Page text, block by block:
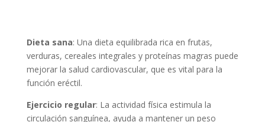
Dieta sana: Una dieta equilibrada rica en frutas,
verduras, cereales integrales y proteínas magras puede
mejorar la salud cardiovascular, que es vital para la
función eréctil.
Ejercicio regular: La actividad física estimula la
circulación sanguínea, ayuda a mantener un peso